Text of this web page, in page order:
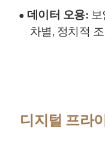
● 데이터 오용:
차별, 정치적
디지털 프라